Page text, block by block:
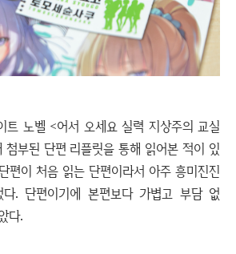
트 노벨 <어서 오세요 실력 지상주의 교실
부된 단편 리플릿을 통해 읽어본 적이 있
편이 처음 읽는 단편이라서 아주 흥미진진
. 단편이기에 본편보다 가볍고 부담 없
다.